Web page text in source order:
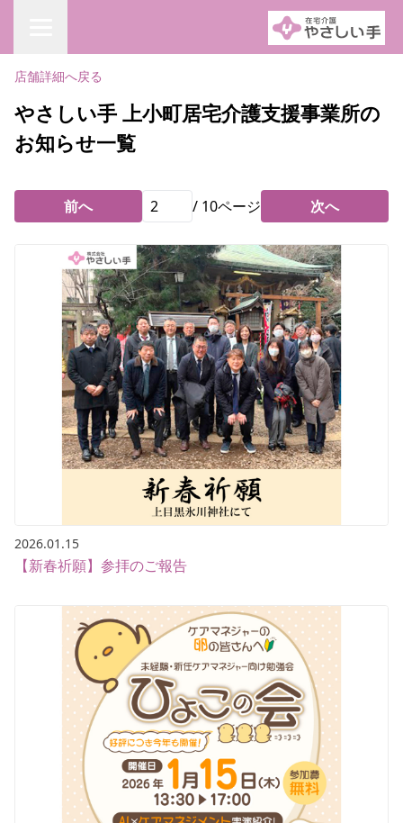
店舗詳細へ戻る
やさしい手 上小町居宅介護支援事業所の
お知らせ一覧
前へ / 10ページ 次へ
2026.01.15
【新春祈願】参拝のご報告